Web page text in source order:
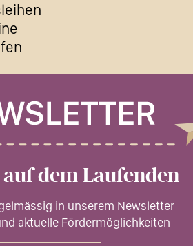
dem Laufenden
in unserem Newsletter
aktuelle Fördermöglichkeiten